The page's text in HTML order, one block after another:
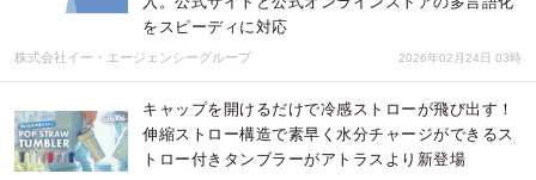
をスピーディに対応
株式会社イー・エージェンシーグループ 2026年02月24日 03時
キャップを開けるだけで冷感ストローが飛び出す！
伸縮ストロー構造で素早く水分チャージができるス
トロー付きタンブラーがアトラスより新登場